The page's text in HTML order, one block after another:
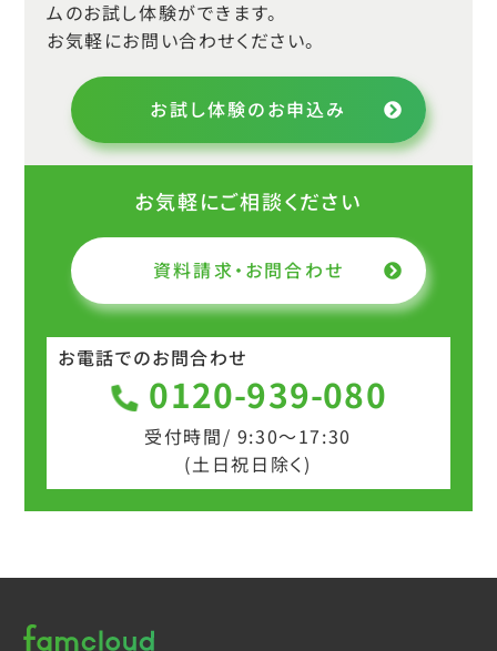
ムのお試し体験ができます。
お気軽にお問い合わせください。
お試し体験のお申込み
お気軽にご相談ください
資料請求・お問合わせ
お電話でのお問合わせ
0120-939-080
受付時間/ 9:30～17:30
(土日祝日除く)